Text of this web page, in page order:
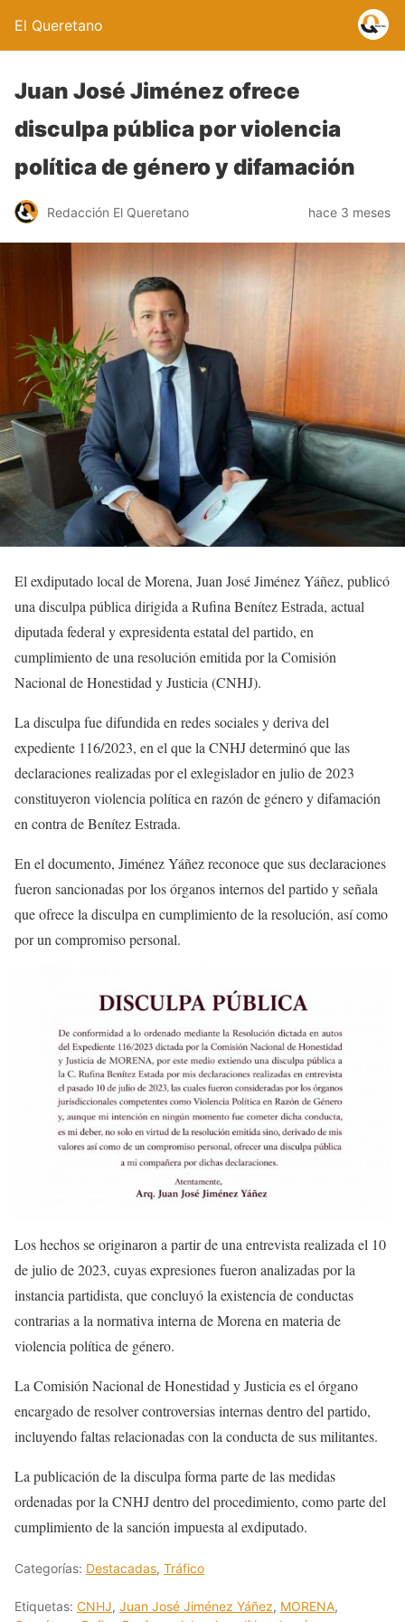
El Queretano
Juan José Jiménez ofrece
disculpa pública por violencia
política de género y difamación
Redacción El Queretano hace 3 meses
El exdiputado local de Morena, Juan José Jiménez Yáñez, publicó
una disculpa pública dirigida a Rufina Benítez Estrada, actual
diputada federal y expresidenta estatal del partido, en
cumplimiento de una resolución emitida por la Comisión
Nacional de Honestidad y Justicia (CNHJ).
La disculpa fue difundida en redes sociales y deriva del
expediente 116/2023, en el que la CNHJ determinó que las
declaraciones realizadas por el exlegislador en julio de 2023
constituyeron violencia política en razón de género y difamación
en contra de Benítez Estrada.
En el documento, Jiménez Yáñez reconoce que sus declaraciones
fueron sancionadas por los órganos internos del partido y señala
que ofrece la disculpa en cumplimiento de la resolución, así como
por un compromiso personal.
Los hechos se originaron a partir de una entrevista realizada el 10
de julio de 2023, cuyas expresiones fueron analizadas por la
instancia partidista, que concluyó la existencia de conductas
contrarias a la normativa interna de Morena en materia de
violencia política de género.
La Comisión Nacional de Honestidad y Justicia es el órgano
encargado de resolver controversias internas dentro del partido,
incluyendo faltas relacionadas con la conducta de sus militantes.
La publicación de la disculpa forma parte de las medidas
ordenadas por la CNHJ dentro del procedimiento, como parte del
cumplimiento de la sanción impuesta al exdiputado.
Categorías: Destacadas, Tráfico
Etiquetas: CNHJ, Juan José Jiménez Yáñez, MORENA,